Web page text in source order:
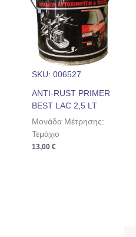
SKU: 006527
ANTI-RUST PRIMER
BEST LAC 2,5 LT
Μονάδα Μέτρησης:
Τεμάχιο
13,00 €